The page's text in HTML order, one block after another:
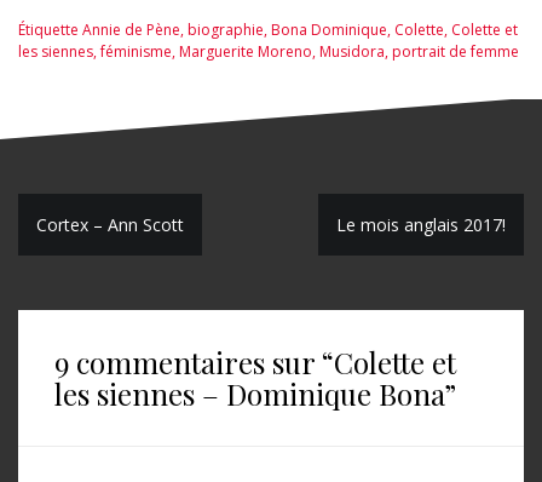
Étiquette Annie de Pène,biographie,Bona Dominique, Colette, Colette et
les siennes,féminisme,Marguerite Moreno,Musidora,portrait de femme
N
v
Cortex – Ann Scott Le mois anglais 2017!
9 commentaires sur “Colette et
les siennes – Dominique Bona”